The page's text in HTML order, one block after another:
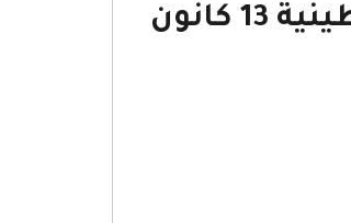
انعقاد الدورة الخاصة لمناقشة القضية الفلسطينية 13 كانون